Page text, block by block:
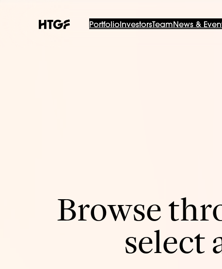
PortfolioInvestorsTeam News &
Browse
select